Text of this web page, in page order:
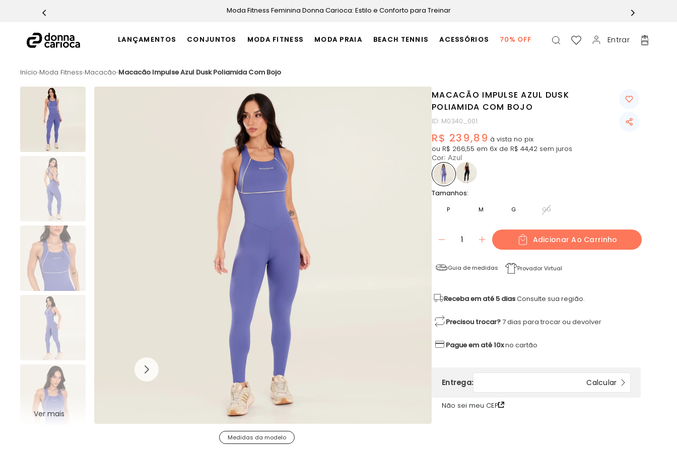
Moda Fitness Feminina Donna Carioca: Estilo e Conforto para Treinar
LANÇAMENTOS CONJUNTOS MODA FITNESS MODA PRAIA BEACH TENNIS ACESSÓRIOS 70% OFF Entrar
Moda Fitness Macacão Macacão Impulse Azul Dusk Poliamida Com Bojo
Ver mais
MACACÃO IMPULSE AZUL DUSK
POLIAMIDA COM BOJO
ID: M0340_001
R$ 239,89
ou R$ 266,55 em 6x de R$ 44,42 sem juros
Cor: Azul
Tamanhos:
P M G GG
1 Adicionar Ao Carrinho
Guia de medidas Provador Virtual
Receba em até 5 diasConsulte sua região.
Precisou trocar?7 dias para trocar ou devolver
Pague em até 10xno cartão
Não sei meu CEP
Medidas da modelo
TERMOS MAIS BUSCADOS
Macacão
Casaco
Epic Vermelho
Conjunto
Challenge Azul
Ultimate Rosa
Macaquinho